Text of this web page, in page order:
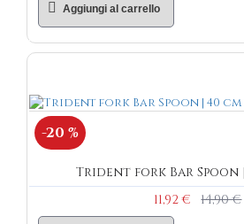
Aggiungi al carrello
-20 %
Trident fork Bar Spoon
11,92 €
14,90 €